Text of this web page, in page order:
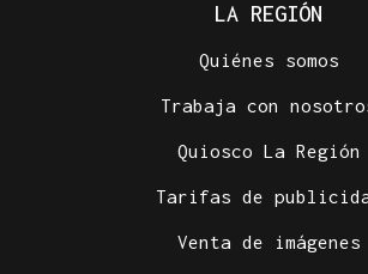
LA REGIÓN
Quiénes somos
Trabaja con
Quiosco La Región
Tarifas de
Venta de imágenes